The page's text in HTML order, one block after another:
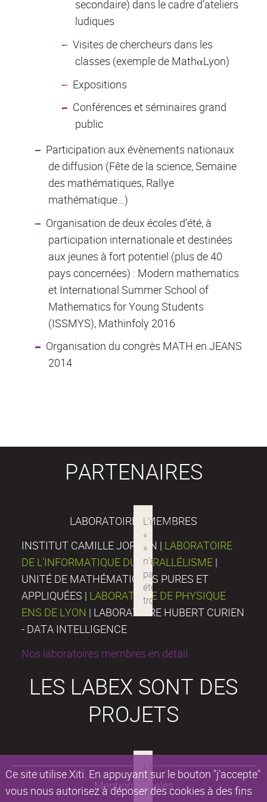
Ce site utilise Xiti. En appuyant sur le bouton "j'accepte"
vous nous autorisez à déposer des cookies à des fins
secondaire) dans le cadre d’ateliers
ludiques
Visites de chercheurs dans les
classes (exemple de MathαLyon)
Expositions
Conférences et séminaires grand
public
Participation aux évènements nationaux
de diffusion (Fête de la science, Semaine
des mathématiques, Rallye
mathématique…)
Organisation de deux écoles d’été, à
participation internationale et destinées
aux jeunes à fort potentiel (plus de 40
pays concernées) : Modern mathematics
et International Summer School of
Mathematics for Young Students
(ISSMYS), Mathinfoly 2016
Organisation du congrès MATH.en.JEANS
2014
PARTENAIRES
LABORATOIRES MEMBRES
INSTITUT CAMILLE JORDAN | LABORATOIRE
DE L’INFORMATIQUE DU PARALLÉLISME |
UNITÉ DE MATHÉMATIQUES PURES ET
APPLIQUÉES | LABORATOIRE DE PHYSIQUE
ENS DE LYON | LABORATOIRE HUBERT CURIEN
- DATA INTELLIGENCE
Nos laboratoires membres en détail
LES LABEX SONT DES
PROJETS
Mentions légales